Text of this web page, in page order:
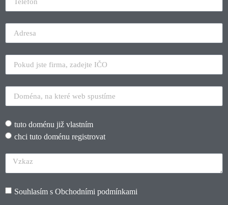
tuto doménu již vlastním
chci tuto doménu registrovat
Souhlasím s Obchodními podmínkami